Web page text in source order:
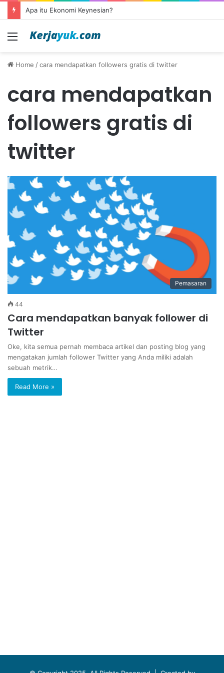
Apa itu Ekonomi Keynesian?
Menu
Home /cara mendapatkan followers gratis di twitter
cara mendapatkan
followers gratis di
twitter
Pemasaran
44
Cara mendapatkan banyak follower di
Twitter
Oke, kita semua pernah membaca artikel dan posting blog yang
mengatakan jumlah follower Twitter yang Anda miliki adalah
sebuah metrik…
Read More »